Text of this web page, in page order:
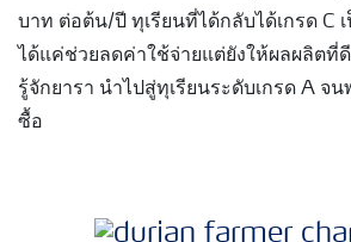
บาท ต่อต้น/ปี ทุเรียนที่ได้กลับได้เกรด C
ได้แค่ช่วยลดค่าใช้จ่ายแต่ยังให้ผลผลิตที่
รู้จักยารา นำไปสู่ทุเรียนระดับเกรด A จ
ซื้อ